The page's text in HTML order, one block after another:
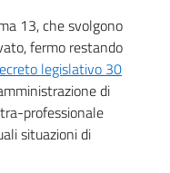
13, che svolgono
fermo restando
legislativo 30
di
professionale
situazioni di